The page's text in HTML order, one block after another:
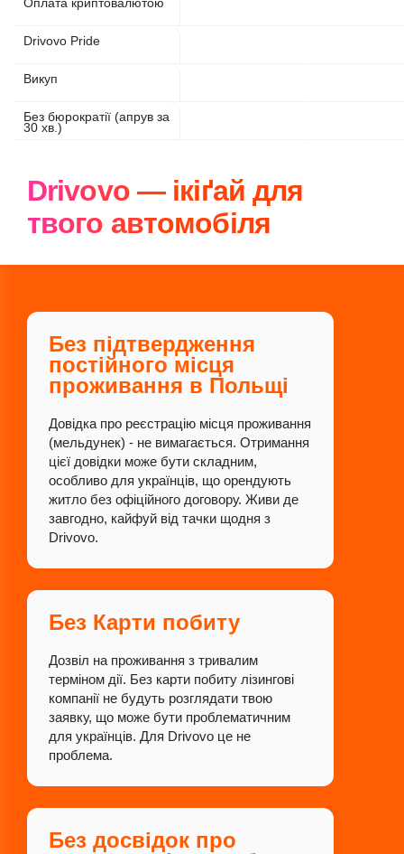
Drivovo Pride
Викуп
Без бюрократії (апрув за
30 хв.)
Drivovo — ікіґай для
твого автомобіля
Без підтвердження
постійного місця
проживання в Польщі
Довідка про реєстрацію місця проживання
(мельдунек) - не вимагається. Отримання
цієї довідки може бути складним,
особливо для українців, що орендують
житло без офіційного договору. Живи де
завгодно, кайфуй від тачки щодня з
Drivovo.
Без Карти побиту
Дозвіл на проживання з тривалим
терміном дії. Без карти побиту лізингові
компанії не будуть розглядати твою
заявку, що може бути проблематичним
для українців. Для Drivovo це не
проблема.
Без досвідок про